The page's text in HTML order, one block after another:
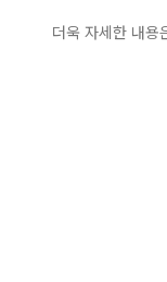
더욱 자세한 내용